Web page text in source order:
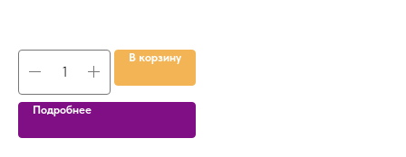
В корзину
Подробнее